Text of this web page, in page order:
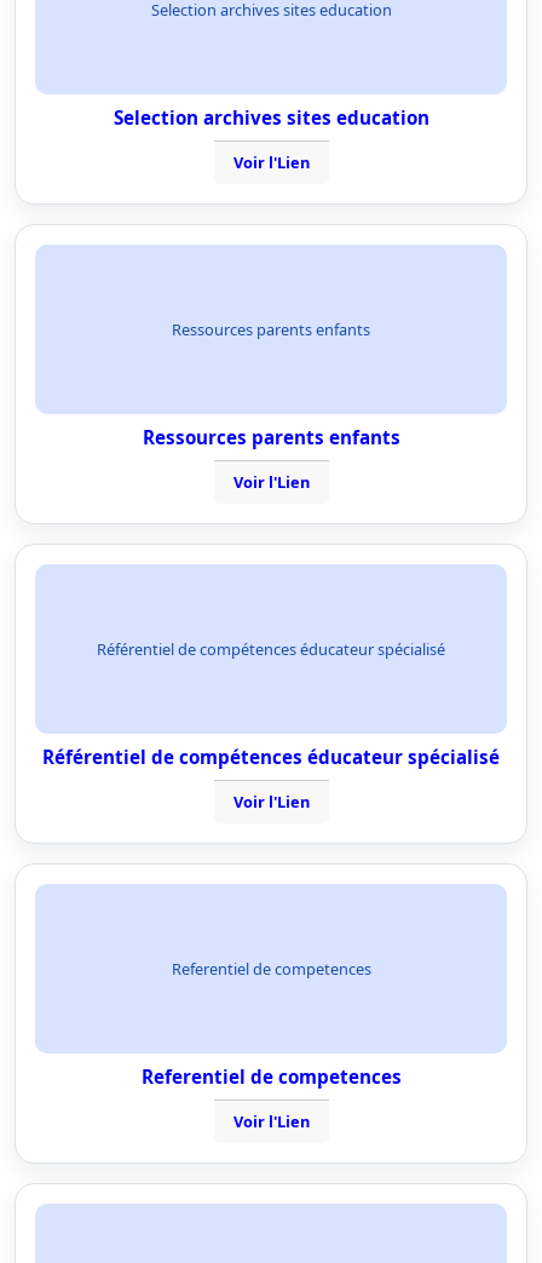
Selection archives sites education
Selection archives sites education
Voir l'Lien
Ressources parents enfants
Ressources parents enfants
Voir l'Lien
Référentiel de compétences éducateur spécialisé
Référentiel de compétences éducateur spécialisé
Voir l'Lien
Referentiel de competences
Referentiel de competences
Voir l'Lien